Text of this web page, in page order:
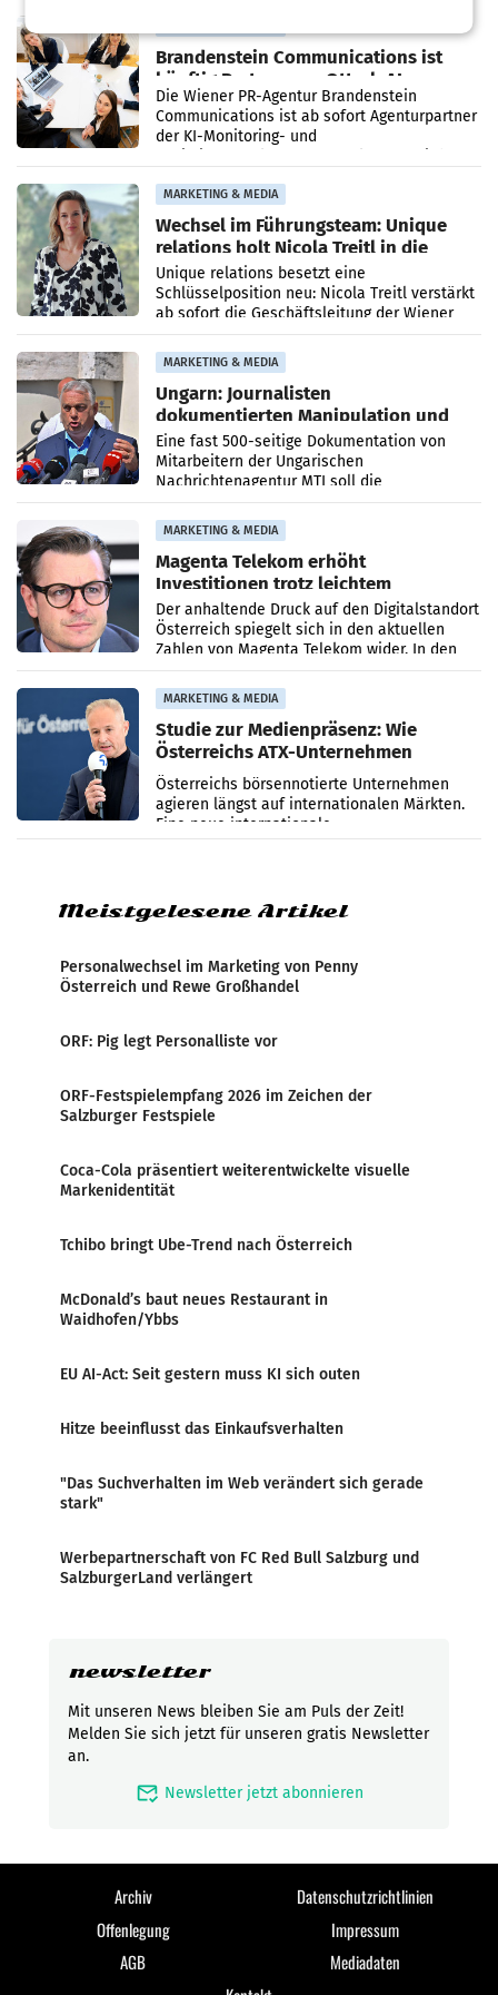
Brandenstein Communications ist
künftig Partner von OtterlyAI
Die Wiener PR-Agentur Brandenstein
Communications ist ab sofort Agenturpartner
der KI-Monitoring- und
MARKETING & MEDIA
Wechsel im Führungsteam: Unique
relations holt Nicola Treitl in die
Geschäftsleitung
Unique relations besetzt eine
Schlüsselposition neu: Nicola Treitl verstärkt
ab sofort die Geschäftsleitung der Wiener
PR-Agentur an der Seite von Josef Kalina und
Anna Kalina-Mahr.
MARKETING & MEDIA
Ungarn: Journalisten
dokumentierten Manipulation und
Zensur
Eine fast 500-seitige Dokumentation von
Mitarbeitern der Ungarischen
Nachrichtenagentur MTI soll die
systematische Nachrichten-Manipulation und
Zensur bei der Agentur während der Zeit
MARKETING & MEDIA
Magenta Telekom erhöht
Investitionen trotz leichtem
Umsatzrückgang
Der anhaltende Druck auf den Digitalstandort
Österreich spiegelt sich in den aktuellen
Zahlen von Magenta Telekom wider. In den
ersten sechs Monaten des laufenden Jahres
verzeichnete
MARKETING & MEDIA
Studie zur Medienpräsenz: Wie
Österreichs ATX-Unternehmen
international wahrgenommen
werden
Österreichs börsennotierte Unternehmen
agieren längst auf internationalen Märkten.
Eine neue internationale
Medienresonanzanalyse untersucht die
Meistgelesene Artikel
Personalwechsel im Marketing von Penny
Österreich und Rewe Großhandel
ORF: Pig legt Personalliste vor
ORF-Festspielempfang 2026 im Zeichen der
Salzburger Festspiele
Coca-Cola präsentiert weiterentwickelte visuelle
Markenidentität
Tchibo bringt Ube-Trend nach Österreich
McDonald’s baut neues Restaurant in
Waidhofen/Ybbs
EU AI-Act: Seit gestern muss KI sich outen
Hitze beeinflusst das Einkaufsverhalten
"Das Suchverhalten im Web verändert sich gerade
stark"
Werbepartnerschaft von FC Red Bull Salzburg und
SalzburgerLand verlängert
newsletter
Mit unseren News bleiben Sie am Puls der Zeit!
Melden Sie sich jetzt für unseren gratis Newsletter
an.
mark_email_read Newsletter jetzt abonnieren
Archiv
Datenschutzrichtlinien
Offenlegung
Impressum
AGB
Mediadaten